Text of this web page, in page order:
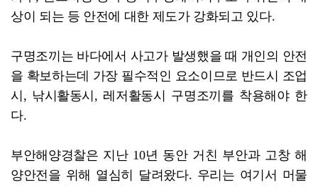
상이 되는 등 안전에 대한 제도가 강화되고 있다.
구명조끼는 바다에서 사고가 발생했을 때 개인의 안전
을 확보하는데 가장 필수적인 요소이므로 반드시 조업
시, 낚시활동시, 레저활동시 구명조끼를 착용해야 한
다.
부안해양경찰은 지난 10년 동안 거친 부안과 고창 해
양안전을 위해 열심히 달려왔다. 우리는 여기서 머물